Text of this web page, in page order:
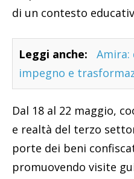
di un contesto
Leggi anche:
Amira:
impegno e
Dal 18 al 22 maggio,
e realtà del terzo
porte dei beni
promuovendo visite